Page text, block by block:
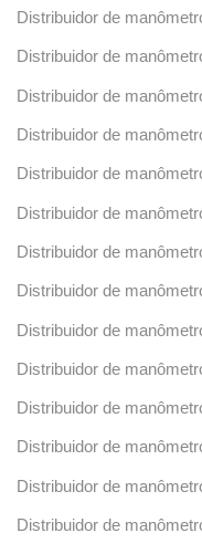
Distribuidor de
Distribuidor de
Distribuidor de
Distribuidor de
Distribuidor de
Distribuidor de
Distribuidor de
Distribuidor de
Distribuidor de
Distribuidor de
Distribuidor de
Distribuidor de
Distribuidor de
Distribuidor de